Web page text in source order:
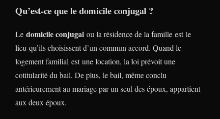
Qu’est-ce que le domicile conjugal ?
Le domicile conjugal ou la résidence de la famille est le
lieu qu’ils choisissent d’un commun accord. Quand le
logement familial est une location, la loi prévoit une
cotitularité du bail. De plus, le bail, même conclu
antérieurement au mariage par un seul des époux, appartient
aux deux époux.